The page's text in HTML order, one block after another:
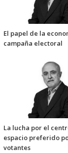
El papel de la
campaña electoral
La lucha por el
espacio preferido
votantes